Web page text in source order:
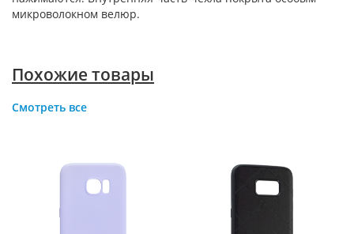
микроволокном велюр.
Похожие товары
Смотреть все